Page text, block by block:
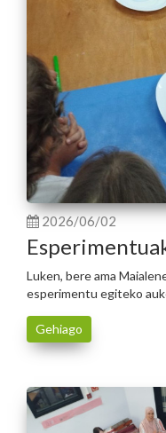
2026/06/02
Luken, bere ama
esperimentu egiteko
Gehiago